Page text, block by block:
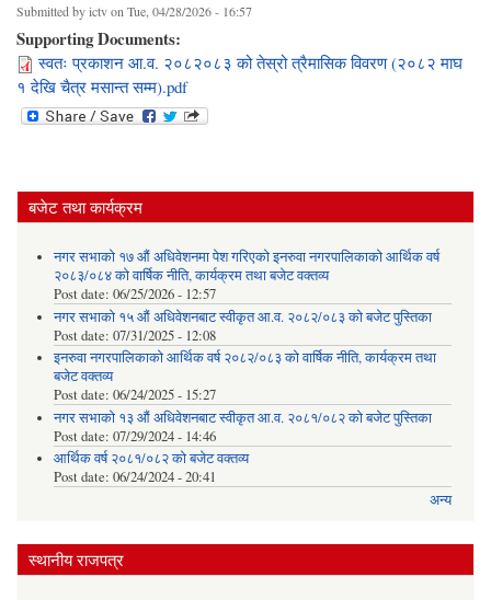
Submitted byictvon Tue, 04/28/2026 - 16:57
Supporting Documents:
स्वतः प्रकाशन आ.व. २०८२०८३ को तेस्रो त्रैमासिक विवरण (२०८२ माघ
१ देखि चैत्र मसान्त सम्म).pdf
बजेट तथा कार्यक्रम
नगर सभाको १७ औं अधिवेशनमा पेश गरिएको इनरुवा नगरपालिकाको आर्थिक वर्ष
२०८३/०८४ को वार्षिक नीति, कार्यक्रम तथा बजेट वक्तव्य
Post date: 06/25/2026 - 12:57
नगर सभाको १५ औं अधिवेशनबाट स्वीकृत आ.व. २०८२/०८३ को बजेट पुस्तिका
Post date: 07/31/2025 - 12:08
इनरुवा नगरपालिकाको आर्थिक वर्ष २०८२/०८३ को वार्षिक नीति, कार्यक्रम तथा
बजेट वक्तव्य
Post date: 06/24/2025 - 15:27
नगर सभाको १३ औं अधिवेशनबाट स्वीकृत आ.व. २०८१/०८२ को बजेट पुस्तिका
Post date: 07/29/2024 - 14:46
आर्थिक वर्ष २०८१/०८२ को बजेट वक्तव्य
Post date: 06/24/2024 - 20:41
अन्य
स्थानीय राजपत्र